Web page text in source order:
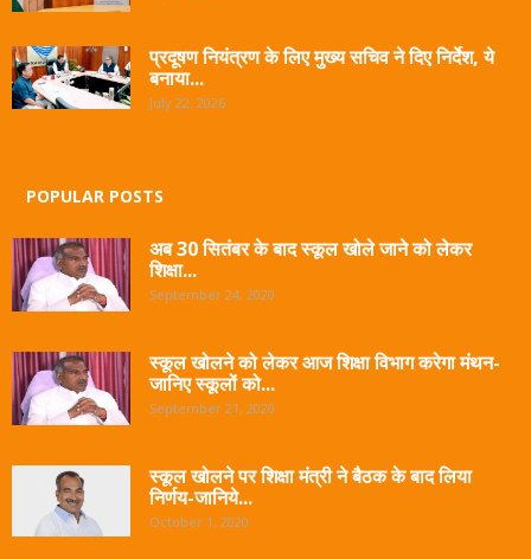
प्रदूषण नियंत्रण के लिए मुख्य सचिव ने दिए निर्देश, ये
बनाया...
July 22, 2026
POPULAR POSTS
अब 30 सितंबर के बाद स्कूल खोले जाने को लेकर
शिक्षा...
September 24, 2020
स्कूल खोलने को लेकर आज शिक्षा विभाग करेगा मंथन-
जानिए स्कूलों को...
September 21, 2020
स्कूल खोलने पर शिक्षा मंत्री ने बैठक के बाद लिया
निर्णय-जानिये...
October 1, 2020